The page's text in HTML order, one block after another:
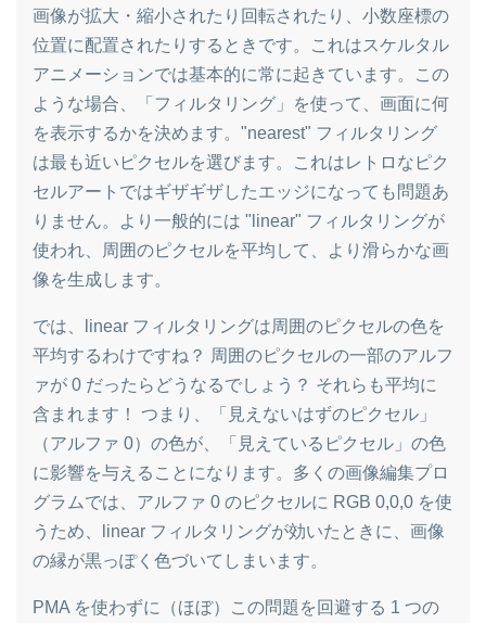
画像が拡大・縮小されたり回転されたり、小数座標の
位置に配置されたりするときです。これはスケルタル
アニメーションでは基本的に常に起きています。この
ような場合、「フィルタリング」を使って、画面に何
を表示するかを決めます。"nearest" フィルタリング
は最も近いピクセルを選びます。これはレトロなピク
セルアートではギザギザしたエッジになっても問題あ
りません。より一般的には "linear" フィルタリングが
使われ、周囲のピクセルを平均して、より滑らかな画
像を生成します。
では、linear フィルタリングは周囲のピクセルの色を
平均するわけですね？ 周囲のピクセルの一部のアルフ
ァが 0 だったらどうなるでしょう？ それらも平均に
含まれます！ つまり、「見えないはずのピクセル」
（アルファ 0）の色が、「見えているピクセル」の色
に影響を与えることになります。多くの画像編集プロ
グラムでは、アルファ 0 のピクセルに RGB 0,0,0 を使
うため、linear フィルタリングが効いたときに、画像
の縁が黒っぽく色づいてしまいます。
PMA を使わずに（ほぼ）この問題を回避する 1 つの